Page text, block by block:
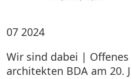
07 2024
Wir sind dabei |
architekten BDA am 20.